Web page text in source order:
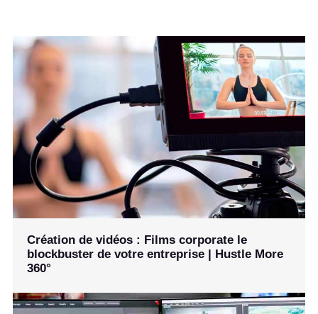
Création de vidéos : Films corporate le
blockbuster de votre entreprise | Hustle More
360°